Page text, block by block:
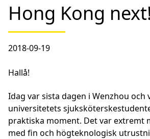
Hong Kong next!
2018-09-19
Hallå!
Idag var sista dagen i Wenzhou och
universitetets
praktiska moment. Det var extremt
med fin och högteknologisk